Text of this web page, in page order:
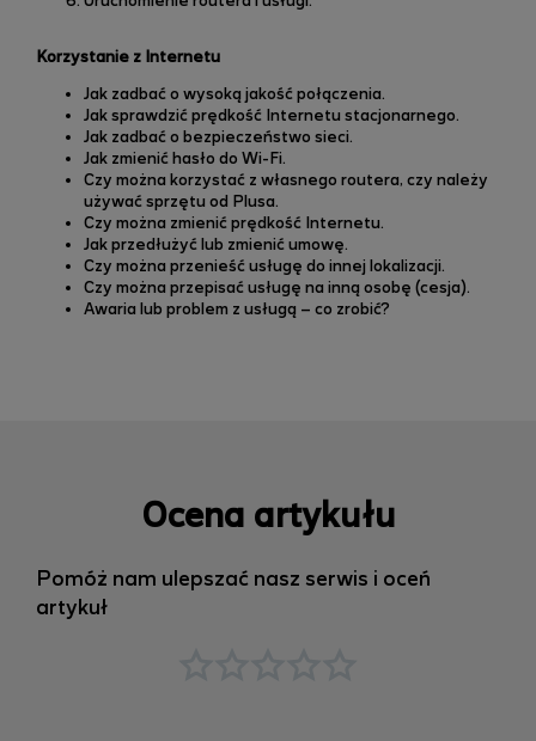
Korzystanie z Internetu
Jak zadbać o wysoką jakość połączenia.
Jak sprawdzić prędkość Internetu stacjonarnego.
Jak zadbać o bezpieczeństwo sieci.
Jak zmienić hasło do Wi-Fi.
Czy można korzystać z własnego routera, czy należy
używać sprzętu od Plusa.
Czy można zmienić prędkość Internetu.
Jak przedłużyć lub zmienić umowę.
Czy można przenieść usługę do innej lokalizacji.
Czy można przepisać usługę na inną osobę (cesja).
Awaria lub problem z usługą – co zrobić?
Ocena artykułu
Pomóż nam ulepszać nasz serwis i oceń
artykuł